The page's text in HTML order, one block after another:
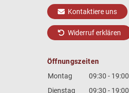
Kontaktiere uns
Widerruf erklären
Öffnungszeiten
Montag
09:30 - 19:00
Dienstag
09:30 - 19:00